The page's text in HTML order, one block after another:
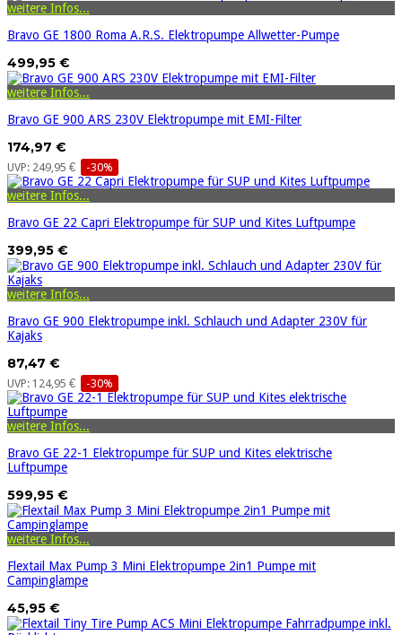
weitere Infos...
Bravo GE 1800 Roma A.R.S. Elektropumpe Allwetter-Pumpe
499,95 €
weitere Infos...
Bravo GE 900 ARS 230V Elektropumpe mit EMI-Filter
174,97 €
UVP: 249,95 € -30%
weitere Infos...
Bravo GE 22 Capri Elektropumpe für SUP und Kites Luftpumpe
399,95 €
weitere Infos...
Bravo GE 900 Elektropumpe inkl. Schlauch und Adapter 230V für
Kajaks
87,47 €
UVP: 124,95 € -30%
weitere Infos...
Bravo GE 22-1 Elektropumpe für SUP und Kites elektrische
Luftpumpe
599,95 €
weitere Infos...
Flextail Max Pump 3 Mini Elektropumpe 2in1 Pumpe mit
Campinglampe
45,95 €